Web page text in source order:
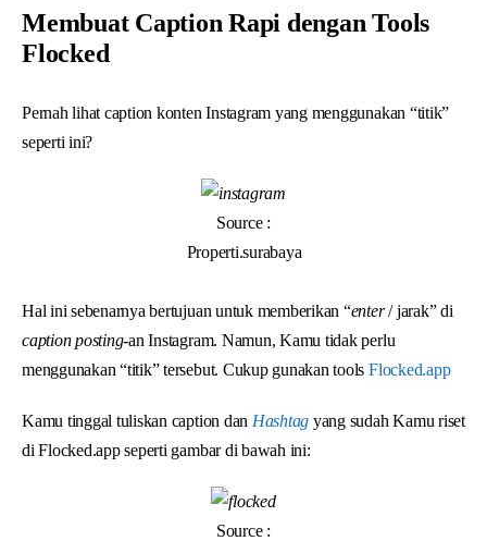
Membuat Caption Rapi dengan Tools
Flocked
Pernah lihat caption konten Instagram yang menggunakan “titik”
seperti ini?
Source :
Properti.surabaya
Hal ini sebenarnya bertujuan untuk memberikan “enter/ jarak” di
caption posting-an Instagram. Namun, Kamu tidak perlu
menggunakan “titik” tersebut. Cukup gunakan toolsFlocked.app
Kamu tinggal tuliskan caption dan Hashtag yang sudah Kamu riset
di Flocked.app seperti gambar di bawah ini:
Source :